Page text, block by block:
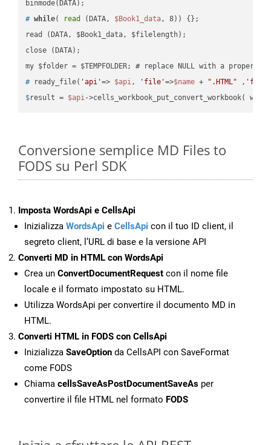
# while( read (DATA, $Book1_data, 8)) {};
read (DATA, $Book1_data, $filelength);
close (DATA);
# ready_file( 'api'=> $api, 'file'=>$name + ".HTML" ,
$result = $api->cells_workbook_put_convert_workbook(
Conversione semplice MD Files to
FODS su Perl SDK
Imposta WordsApi e CellsApi
Inizializza WordsApi e CellsApi con il tuo ID client, il
segreto client, l’URL di base e la versione API
Converti MD in HTML con WordsApi
Crea un ConvertDocumentRequest con il nome file
locale e il formato impostato su HTML.
Utilizza WordsApi per convertire il documento MD in
HTML.
Converti HTML in FODS con CellsApi
Inizializza SaveOption da CellsAPI con SaveFormat
come FODS
Chiama cellsSaveAsPostDocumentSaveAs per
convertire il file HTML nel formato FODS